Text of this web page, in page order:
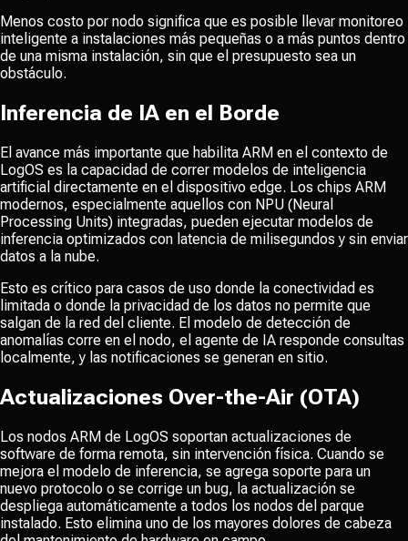
Menos costo por nodo significa que es posible llevar monitoreo
inteligente a instalaciones más pequeñas o a más puntos dentro
de una misma instalación, sin que el presupuesto sea un
obstáculo.
Inferencia de IA en el Borde
El avance más importante que habilita ARM en el contexto de
LogOS es la capacidad de correr modelos de inteligencia
artificial directamente en el dispositivo edge. Los chips ARM
modernos, especialmente aquellos con NPU (Neural
Processing Units) integradas, pueden ejecutar modelos de
inferencia optimizados con latencia de milisegundos y sin enviar
datos a la nube.
Esto es crítico para casos de uso donde la conectividad es
limitada o donde la privacidad de los datos no permite que
salgan de la red del cliente. El modelo de detección de
anomalías corre en el nodo, el agente de IA responde consultas
localmente, y las notificaciones se generan en sitio.
Actualizaciones Over-the-Air (OTA)
Los nodos ARM de LogOS soportan actualizaciones de
software de forma remota, sin intervención física. Cuando se
mejora el modelo de inferencia, se agrega soporte para un
nuevo protocolo o se corrige un bug, la actualización se
despliega automáticamente a todos los nodos del parque
instalado. Esto elimina uno de los mayores dolores de cabeza